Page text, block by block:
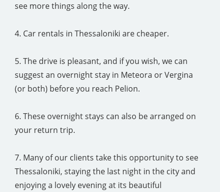
see more things along the way.
4. Car rentals in Thessaloniki are cheaper.
5. The drive is pleasant, and if you wish, we can
suggest an overnight stay in Meteora or Vergina
(or both) before you reach Pelion.
6. These overnight stays can also be arranged on
your return trip.
7. Many of our clients take this opportunity to see
Thessaloniki, staying the last night in the city and
enjoying a lovely evening at its beautiful